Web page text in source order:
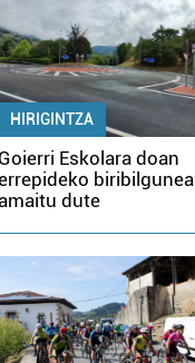
HIRIGINTZA
Goierri Eskolara doan
biribilgunea
amaitu dute